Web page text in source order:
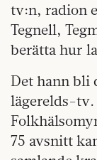
tv:n, radion
Tegnell,
berätta hur
Det hann bli
lägerelds-tv.
75 avsnitt